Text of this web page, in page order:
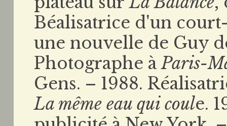
Béalisatrice d'un
une nouvelle de Guy
Photographe àParis-
Gens. – 1988.
La même eau qui coule.